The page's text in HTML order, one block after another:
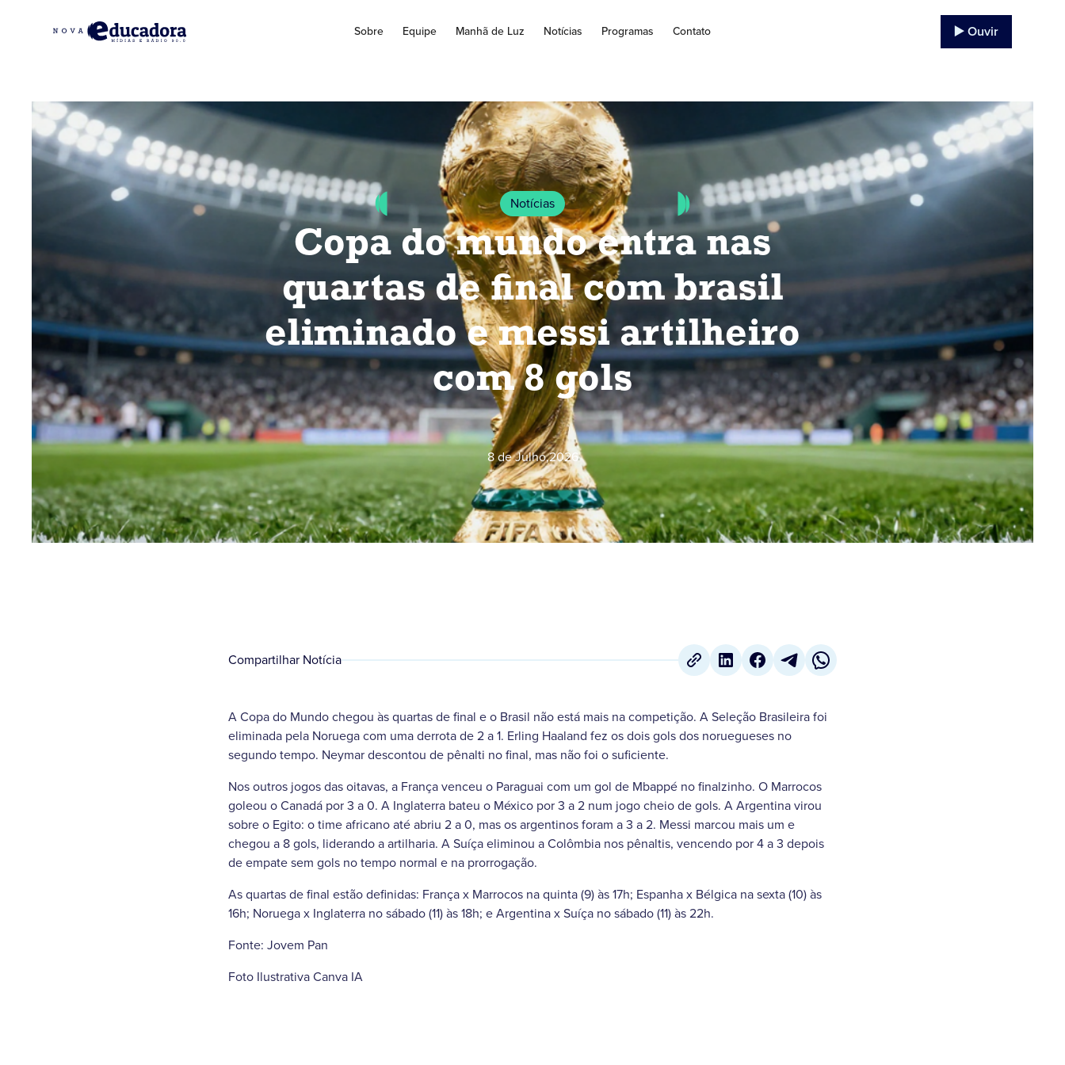
Sobre Equipe Manhã de Luz Notícias Programas Contato ▶️ Ouvir
Notícias
Copa do mundo entra nas
quartas de final com brasil
eliminado e messi artilheiro
com 8 gols
8 de Julho,2026
Compartilhar Notícia
A Copa do Mundo chegou às quartas de final e o Brasil não está mais na competição. A Seleção Brasileira foi
eliminada pela Noruega com uma derrota de 2 a 1. Erling Haaland fez os dois gols dos noruegueses no
segundo tempo. Neymar descontou de pênalti no final, mas não foi o suficiente.
Nos outros jogos das oitavas, a França venceu o Paraguai com um gol de Mbappé no finalzinho. O Marrocos
goleou o Canadá por 3 a 0. A Inglaterra bateu o México por 3 a 2 num jogo cheio de gols. A Argentina virou
sobre o Egito: o time africano até abriu 2 a 0, mas os argentinos foram a 3 a 2. Messi marcou mais um e
chegou a 8 gols, liderando a artilharia. A Suíça eliminou a Colômbia nos pênaltis, vencendo por 4 a 3 depois
de empate sem gols no tempo normal e na prorrogação.
As quartas de final estão definidas: França x Marrocos na quinta (9) às 17h; Espanha x Bélgica na sexta (10) às
16h; Noruega x Inglaterra no sábado (11) às 18h; e Argentina x Suíça no sábado (11) às 22h.
Fonte: Jovem Pan
Foto Ilustrativa Canva IA